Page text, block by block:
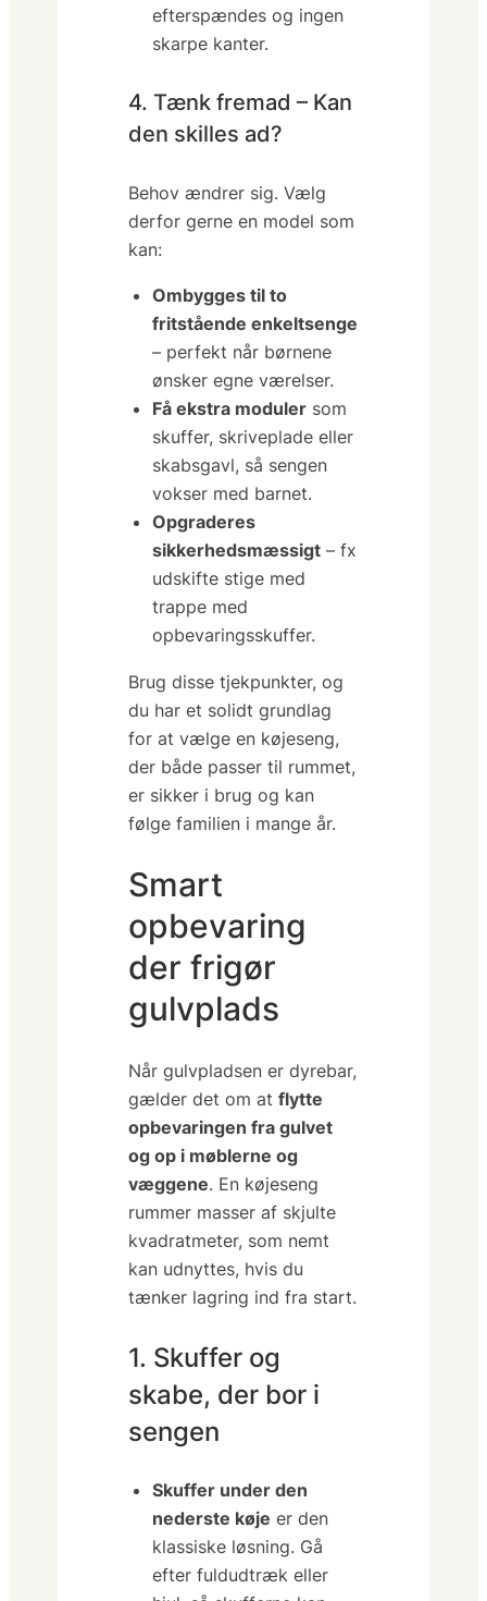
efterspændes og ingen
skarpe kanter.
4. Tænk fremad – Kan
den skilles ad?
Behov ændrer sig. Vælg
derfor gerne en model som
kan:
Ombygges til to
fritstående enkeltsenge
– perfekt når børnene
ønsker egne værelser.
Få ekstra moduler som
skuffer, skriveplade eller
skabsgavl, så sengen
vokser med barnet.
Opgraderes
sikkerhedsmæssigt – fx
udskifte stige med
trappe med
opbevaringsskuffer.
Brug disse tjekpunkter, og
du har et solidt grundlag
for at vælge en køjeseng,
der både passer til rummet,
er sikker i brug og kan
følge familien i mange år.
Smart
opbevaring
der frigør
gulvplads
Når gulvpladsen er dyrebar,
gælder det om atflytte
opbevaringen fra gulvet
og op i møblerne og
væggene. En køjeseng
rummer masser af skjulte
kvadratmeter, som nemt
kan udnyttes, hvis du
tænker lagring ind fra start.
1. Skuffer og
skabe, der bor i
sengen
Skuffer under den
nederste køje er den
klassiske løsning. Gå
efter fuldudtræk eller